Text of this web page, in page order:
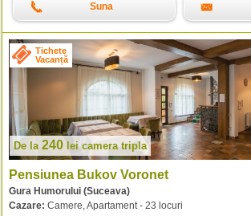
Suna
Tichete
Vacanță
De la 240 leicamera tripla
Pensiunea Bukov Voronet
Gura Humorului (Suceava)
Cazare: Camere, Apartament - 23 locuri